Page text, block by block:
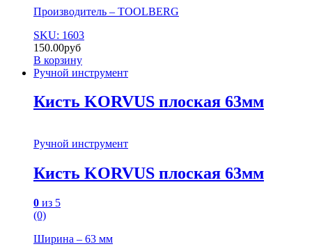
Производитель – TOOLBERG
SKU: 1603
150.00руб
В корзину
Ручной инструмент
Кисть KORVUS плоская 63мм
Ручной инструмент
Кисть KORVUS плоская 63мм
0 из 5
(0)
Ширина – 63 мм